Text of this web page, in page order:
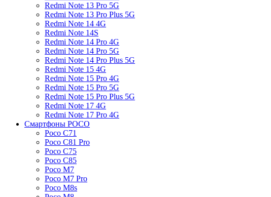
Redmi Note 13 Pro 5G
Redmi Note 13 Pro Plus 5G
Redmi Note 14 4G
Redmi Note 14S
Redmi Note 14 Pro 4G
Redmi Note 14 Pro 5G
Redmi Note 14 Pro Plus 5G
Redmi Note 15 4G
Redmi Note 15 Pro 4G
Redmi Note 15 Pro 5G
Redmi Note 15 Pro Plus 5G
Redmi Note 17 4G
Redmi Note 17 Pro 4G
Смартфоны POCO
Poco C71
Poco C81 Pro
Poco C75
Poco C85
Poco M7
Poco M7 Pro
Poco M8s